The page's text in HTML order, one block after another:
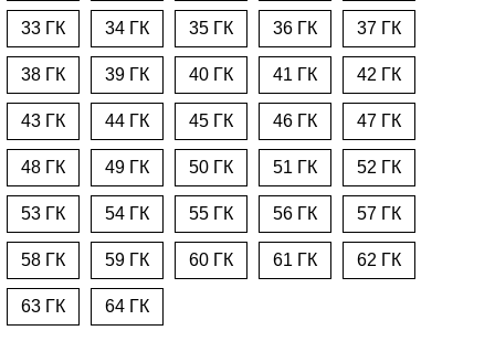
33 ГК 34 ГК 35 ГК 36 ГК 37 ГК
38 ГК 39 ГК 40 ГК 41 ГК 42 ГК
43 ГК 44 ГК 45 ГК 46 ГК 47 ГК
48 ГК 49 ГК 50 ГК 51 ГК 52 ГК
53 ГК 54 ГК 55 ГК 56 ГК 57 ГК
58 ГК 59 ГК 60 ГК 61 ГК 62 ГК
63 ГК 64 ГК